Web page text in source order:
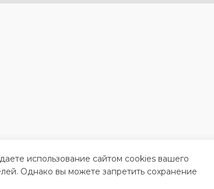
использование сайтом cookies вашего
Однако вы можете запретить сохранение